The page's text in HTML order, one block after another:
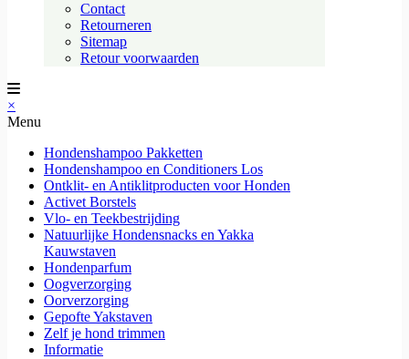
Contact
Retourneren
Sitemap
Retour voorwaarden
×
Menu
Hondenshampoo Pakketten
Hondenshampoo en Conditioners Los
Ontklit- en Antiklitproducten voor Honden
Activet Borstels
Vlo- en Teekbestrijding
Natuurlijke Hondensnacks en Yakka
Kauwstaven
Hondenparfum
Oogverzorging
Oorverzorging
Gepofte Yakstaven
Zelf je hond trimmen
Informatie